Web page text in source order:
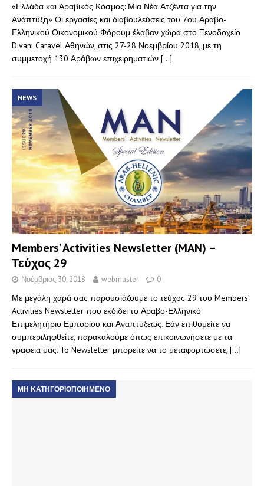
«Ελλάδα και Αραβικός Κόσμος: Μία Νέα Ατζέντα για την
Ανάπτυξη» Οι εργασίες και διαβουλεύσεις του 7ου Αραβο-
Ελληνικού Οικονομικού Φόρουμ έλαβαν χώρα στο Ξενοδοχείο
Divani Caravel Αθηνών, στις 27-28 Νοεμβρίου 2018, με τη
συμμετοχή 130 Αράβων επιχειρηματιών […]
NEWS
Members’ Activities Newsletter (MAN) –
Τεύχος 29
Νοέμβριος 30, 2018 webmaster 0
Με μεγάλη χαρά σας παρουσιάζουμε το τεύχος 29 του Members’
Activities Newsletter που εκδίδει το Αραβο-Ελληνικό
Επιμελητήριο Εμπορίου και Αναπτύξεως. Εάν επιθυμείτε να
συμπεριληφθείτε, παρακαλούμε όπως επικοινωνήσετε με τα
γραφεία μας. To Newsletter μπορείτε να το μεταφορτώσετε, […]
ΜΗ ΚΑΤΗΓΟΡΙΟΠΟΙΗΜΈΝΟ